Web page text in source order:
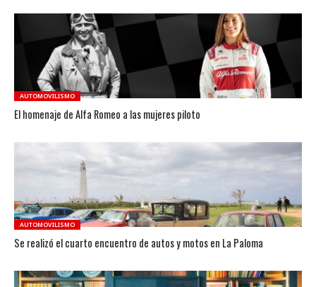
AUTOMOVILISMO
El homenaje de Alfa Romeo a las mujeres piloto
AUTOMOVILISMO
Se realizó el cuarto encuentro de autos y motos en La Paloma